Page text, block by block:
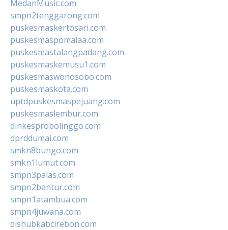
MedanMusic.com
smpn2tenggarong.com
puskesmaskertosari.com
puskesmaspomalaa.com
puskesmastalangpadang.com
puskesmaskemusu1.com
puskesmaswonosobo.com
puskesmaskota.com
uptdpuskesmaspejuang.com
puskesmaslembur.com
dinkesprobolinggo.com
dprddumai.com
smkn8bungo.com
smkn1lumut.com
smpn3palas.com
smpn2bantur.com
smpn1atambua.com
smpn4juwana.com
dishubkabcirebon.com